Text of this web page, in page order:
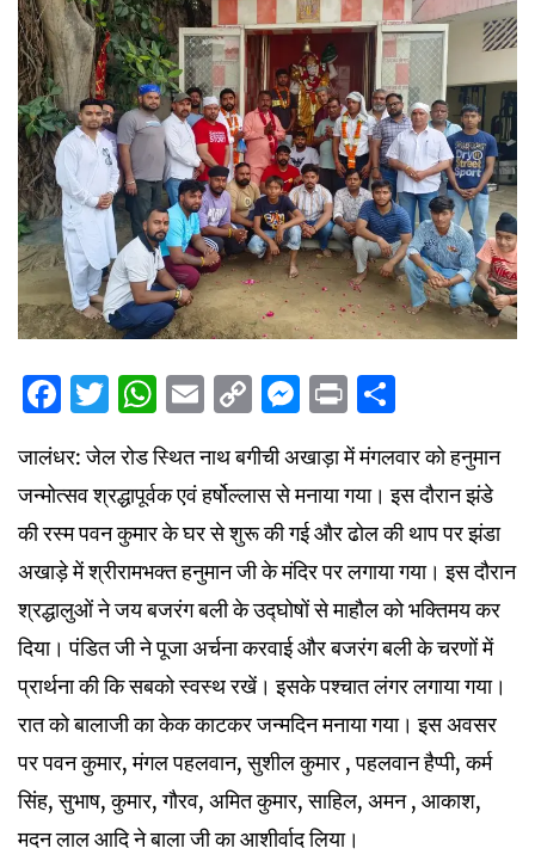
Facebook
Twitter
WhatsApp
Email
CopyMessenger
Print
जालंधर: जेल रोड स्थित नाथ बगीची अखाड़ा में मंगलवार को हनुमान
जन्मोत्सव श्रद्धापूर्वक एवं हर्षोल्लास से मनाया गया। इस दौरान झंडे
की रस्म पवन कुमार के घर से शुरू की गई और ढोल की थाप पर झंडा
अखाड़े में श्रीरामभक्त हनुमान जी के मंदिर पर लगाया गया। इस दौरान
श्रद्धालुओं ने जय बजरंग बली के उद्घोषों से माहौल को भक्तिमय कर
दिया। पंडित जी ने पूजा अर्चना करवाई और बजरंग बली के चरणों में
प्रार्थना की कि सबको स्वस्थ रखें। इसके पश्चात लंगर लगाया गया।
रात को बालाजी का केक काटकर जन्मदिन मनाया गया। इस अवसर
पर पवन कुमार, मंगल पहलवान, सुशील कुमार , पहलवान हैप्पी, कर्म
सिंह, सुभाष, कुमार, गौरव, अमित कुमार, साहिल, अमन , आकाश,
मदन लाल आदि ने बाला जी का आशीर्वाद लिया।